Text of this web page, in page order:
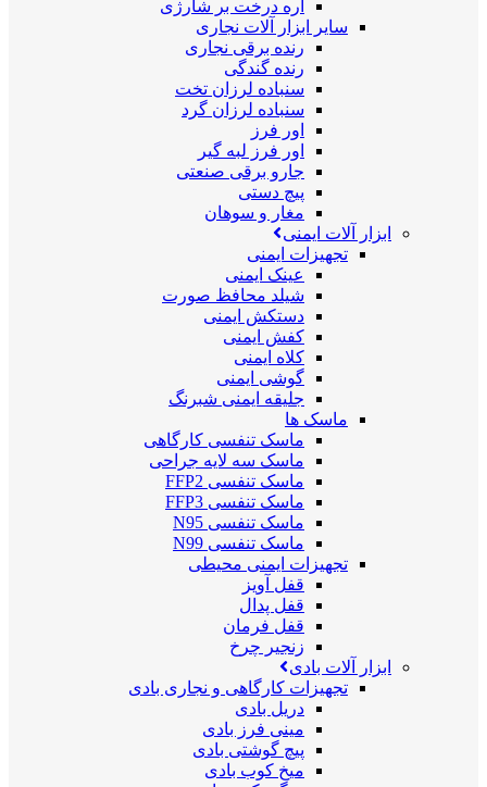
اره درخت بر شارژی
سایر ابزار آلات نجاری
رنده برقی نجاری
رنده گندگی
سنباده لرزان تخت
سنباده لرزان گرد
اور فرز
اور فرز لبه گیر
جارو برقی صنعتی
پیچ دستی
مغار و سوهان
ابزار آلات ایمنی
تجهیزات ایمنی
عینک ایمنی
شیلد محافظ صورت
دستکش ایمنی
کفش ایمنی
کلاه ایمنی
گوشی ایمنی
جلیقه ایمنی شبرنگ
ماسک ها
ماسک تنفسی کارگاهی
ماسک سه لایه جراحی
ماسک تنفسی FFP2
ماسک تنفسی FFP3
ماسک تنفسی N95
ماسک تنفسی N99
تجهیزات ایمنی محیطی
قفل آویز
قفل پدال
قفل فرمان
زنجیر چرخ
ابزار آلات بادی
تجهیزات کارگاهی و نجاری بادی
دریل بادی
مینی فرز بادی
پیچ گوشتی بادی
میخ کوب بادی